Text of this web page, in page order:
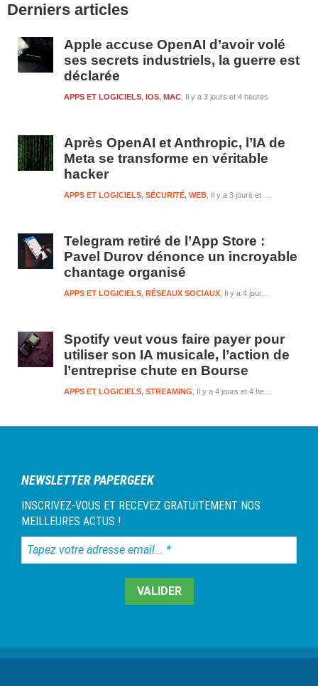
latérale
Derniers articles
Apple accuse OpenAI d’avoir volé
ses secrets industriels, la guerre est
déclarée
Il y a 3 jours et 4 heures
APPS ET LOGICIELS, IOS, MAC
Après OpenAI et Anthropic, l’IA de
Meta se transforme en véritable
hacker
Il y a 3 jours et 4 heures
APPS ET LOGICIELS, SÉCURITÉ, WEB
Telegram retiré de l’App Store :
Pavel Durov dénonce un incroyable
chantage organisé
Il y a 4 jours et 4 heures
APPS ET LOGICIELS, RÉSEAUX SOCIAUX
Spotify veut vous faire payer pour
utiliser son IA musicale, l’action de
l’entreprise chute en Bourse
Il y a 4 jours et 4 heures
APPS ET LOGICIELS, STREAMING
NEWSLETTER PAPERGEEK
INSCRIVEZ-VOUS ET RECEVEZ GRATUITEMENT NOS
MEILLEURES ACTUS !
Tapez
votre